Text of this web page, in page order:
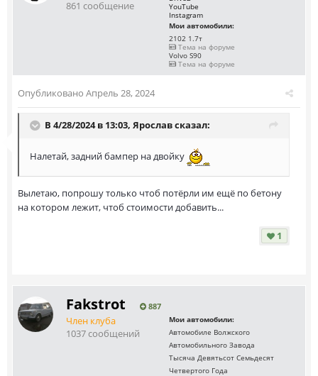
861 сообщение
YouTube
Instagram
Мои автомобили:
2102 1.7т
Тема на форуме
Volvo S90
Тема на форуме
Опубликовано Апрель 28, 2024
В 4/28/2024 в 13:03, Ярославсказал:
Налетай, задний бампер на двойку
Вылетаю, попрошу только чтоб потёрли им ещё по бетону
на котором лежит, чтоб стоимости добавить...
1
Fakstrot 887
Член клуба
1037 сообщений
Мои автомобили:
Автомобиле Волжского
Автомобильного Завода
Тысяча Девятьсот Семьдесят
Четвертого Года